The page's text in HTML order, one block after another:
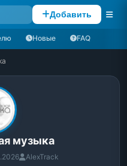
Добавить
Новые FAQ
музыка
AlexTrack